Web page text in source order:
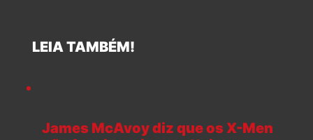
LEIA TAMBÉM!
James McAvoy diz que os X-Men